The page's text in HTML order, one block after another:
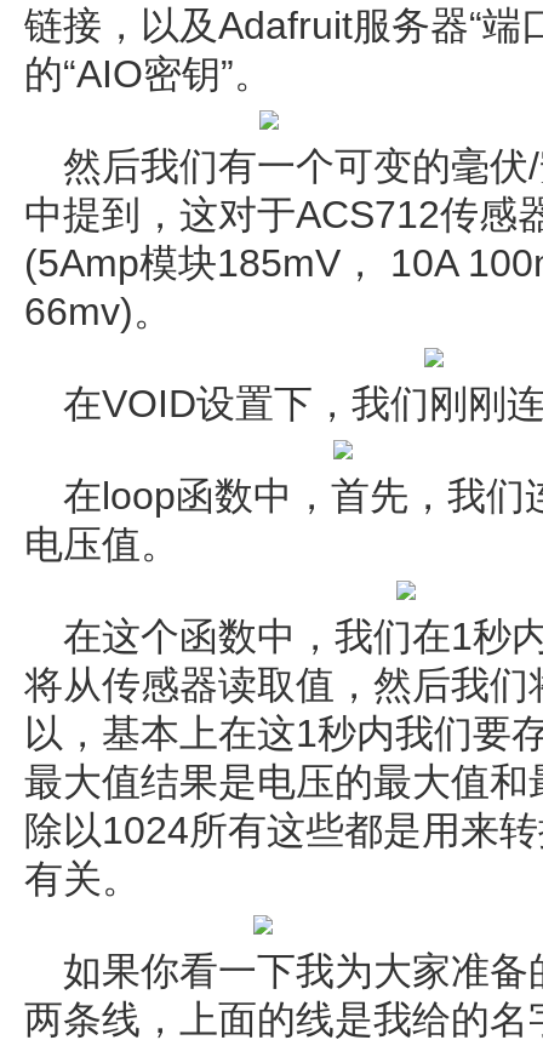
链接，以及Adafruit服务器“端
的“AIO密钥”。
然后我们有一个可变的毫
中提到，这对于ACS712传感
(5Amp模块185mV， 10A
66mv)。
在VOID设置下，我们刚刚
在loop函数中，首先，我
电压值。
在这个函数中，我们在1秒
将从传感器读取值，然后我
以，基本上在这1秒内我们要
最大值结果是电压的最大值
除以1024所有这些都是用来
有关。
如果你看一下我为大家准
两条线，上面的线是我给的